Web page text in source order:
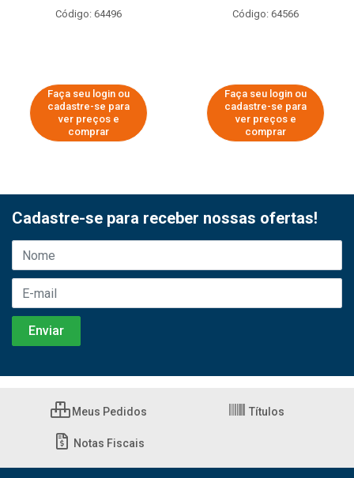
Código: 64496
Faça seu login ou
cadastre-se para
ver preços e
comprar
Código: 64566
Faça seu login ou
cadastre-se para
ver preços e
comprar
Cadastre-se para receber nossas ofertas!
Meus Pedidos Títulos
Notas Fiscais